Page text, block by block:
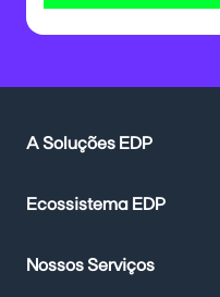
A Soluções EDP
Ecossistema EDP
Nossos Serviços